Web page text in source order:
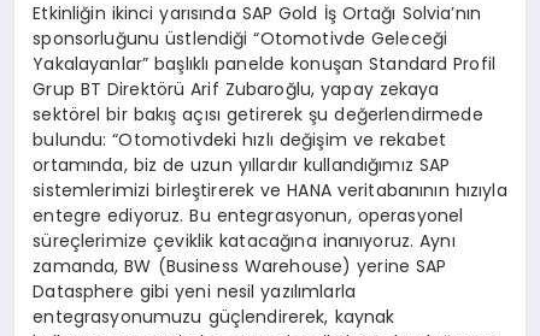
Etkinliğin ikinci yarısında SAP Gold İş Ortağı Solvia’nın
sponsorluğunu üstlendiği “Otomotivde Geleceği
Yakalayanlar” başlıklı panelde konuşan Standard Profil
Grup BT Direktörü Arif Zubaroğlu, yapay zekaya
sektörel bir bakış açısı getirerek şu değerlendirmede
bulundu: “Otomotivdeki hızlı değişim ve rekabet
ortamında, biz de uzun yıllardır kullandığımız SAP
sistemlerimizi birleştirerek ve HANA veritabanının hızıyla
entegre ediyoruz. Bu entegrasyonun, operasyonel
süreçlerimize çeviklik katacağına inanıyoruz. Aynı
zamanda, BW (Business Warehouse) yerine SAP
Datasphere gibi yeni nesil yazılımlarla
entegrasyonumuzu güçlendirerek, kaynak